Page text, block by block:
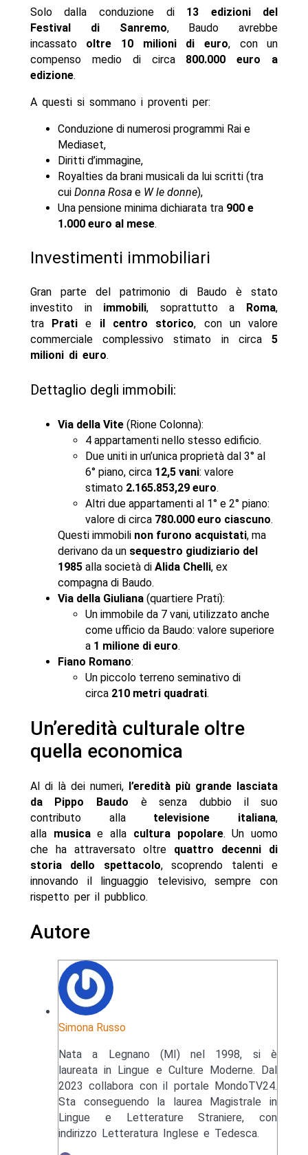
Solo dalla conduzione di 13 edizioni del
Festival di Sanremo, Baudo avrebbe
incassato oltre 10 milioni di euro, con un
compenso medio di circa 800.000 euro a
edizione.
A questi si sommano i proventi per:
Conduzione di numerosi programmi Rai e
Mediaset,
Diritti d’immagine,
Royalties da brani musicali da lui scritti (tra
cui Donna Rosae W le donne),
Una pensione minima dichiarata tra 900 e
1.000 euro al mese.
Investimenti immobiliari
Gran parte del patrimonio di Baudo è stato
investito in immobili, soprattutto a Roma,
tra
Prati e il centro storico, con un valore
commerciale complessivo stimato in circa5
milioni di euro.
Dettaglio degli immobili:
Via della Vite(Rione Colonna):
4 appartamenti nello stesso edificio.
Due uniti in un’unica proprietà dal 3° al
6° piano, circa 12,5 vani: valore
stimato 2.165.853,29 euro.
Altri due appartamenti al 1° e 2° piano:
valore di circa 780.000 euro ciascuno.
Questi immobili non furono acquistati, ma
derivano da un sequestro giudiziario del
1985alla società di Alida Chelli, ex
compagna di Baudo.
Via della Giuliana(quartiere Prati):
Un immobile da 7 vani, utilizzato anche
come ufficio da Baudo: valore superiore
a 1 milione di euro.
Fiano Romano:
Un piccolo terreno seminativo di
circa 210 metri quadrati.
Un’eredità culturale oltre
quella economica
Al di là dei numeri, l’eredità più grande lasciata
da Pippo Baudo è senza dubbio il suo
contributo alla televisione italiana,
alla musicae alla cultura popolare. Un uomo
che ha attraversato oltre quattro decenni di
storia dello spettacolo, scoprendo talenti e
innovando il linguaggio televisivo, sempre con
rispetto per il pubblico.
Autore
Simona Russo
Nata a Legnano (MI) nel 1998, si è
laureata in Lingue e Culture Moderne. Dal
2023 collabora con il portale MondoTV24.
Sta conseguendo la laurea Magistrale in
Lingue e Letterature Straniere, con
indirizzo Letteratura Inglese e Tedesca.